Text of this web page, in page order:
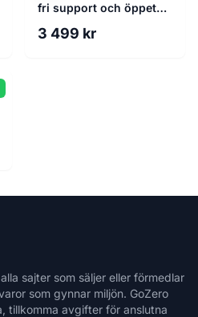
fri support och öppet
3 499 kr
sajter som säljer eller förmedlar
som gynnar miljön. GoZero
tillkomma avgifter för anslutna